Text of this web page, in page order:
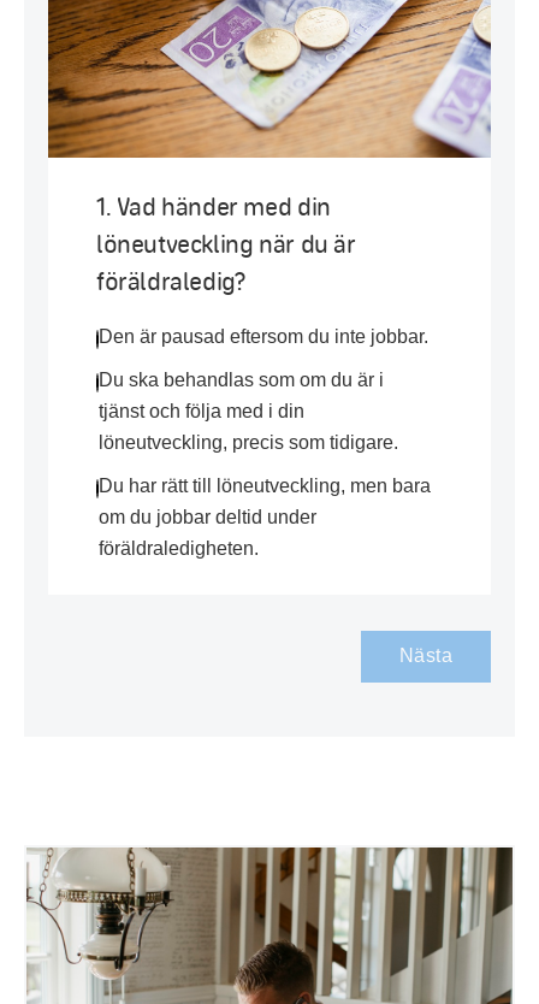
1. Vad händer med din
löneutveckling när du är
föräldraledig?
Den är pausad eftersom du inte jobbar.
Du ska behandlas som om du är i
tjänst och följa med i din
löneutveckling, precis som tidigare.
Du har rätt till löneutveckling, men bara
om du jobbar deltid under
föräldraledigheten.
Nästa